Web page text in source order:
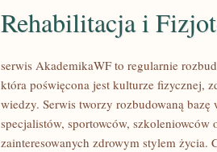
Rehabilitacja i
serwis AkademikaWF to regularnie
która poświęcona jest kulturze fizycznej,
wiedzy. Serwis tworzy rozbudowaną bazę
specjalistów, sportowców, szkoleniowców
zainteresowanych zdrowym stylem życia.